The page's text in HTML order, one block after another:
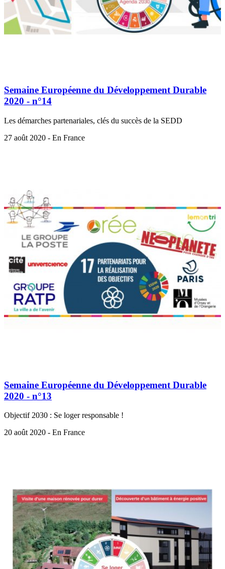
Semaine Européenne du Développement Durable
2020 - n°14
Les démarches partenariales, clés du succès de la SEDD
27 août 2020 - En France
Semaine Européenne du Développement Durable
2020 - n°13
Objectif 2030 : Se loger responsable !
20 août 2020 - En France